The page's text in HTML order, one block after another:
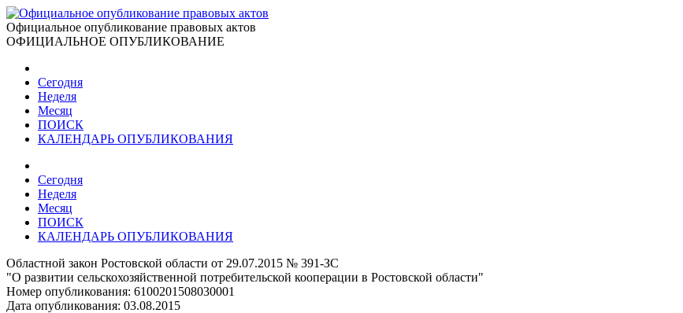
Официальное опубликование правовых актов
ОФИЦИАЛЬНОЕ ОПУБЛИКОВАНИЕ
Сегодня
Неделя
Месяц
ПОИСК
КАЛЕНДАРЬ ОПУБЛИКОВАНИЯ
Сегодня
Неделя
Месяц
ПОИСК
КАЛЕНДАРЬ ОПУБЛИКОВАНИЯ
Областной закон Ростовской области от 29.07.2015 № 391-ЗС
"О развитии сельскохозяйственной потребительской кооперации в Ростовской области"
Номер опубликования: 6100201508030001
Дата опубликования: 03.08.2015